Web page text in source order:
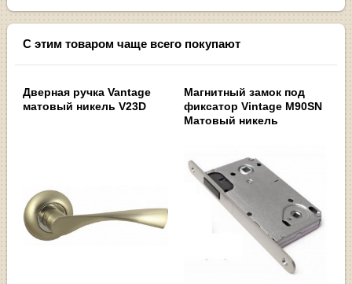
С этим товаром чаще всего покупают
Дверная ручка Vantage
матовый никель V23D
Магнитный замок под
фиксатор Vintage M90SN
Матовый никель